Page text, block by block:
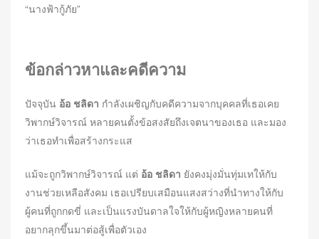
“นางฟ้ากู้ภัย”
ข้อกล่าวหาและคดีความ
ปัจจุบัน อ้อ ชลิดา กำลังเผชิญกับคดีความจากบุคคลที่เธอเคย
วิพากษ์วิจารณ์ หลายคนตั้งข้อสงสัยถึงเจตนาของเธอ และมอง
ว่าเธอทำเพื่อสร้างกระแส
แม้จะถูกวิพากษ์วิจารณ์ แต่ อ้อ ชลิดา ยังคงมุ่งมั่นทุ่มเทให้กับ
งานช่วยเหลือสังคม เธอเปรียบเสมือนแสงสว่างที่นำทางให้กับ
ผู้คนที่ถูกกดขี่ และเป็นแรงบันดาลใจให้กับผู้หญิงหลายคนที่
อยากลุกขึ้นมาต่อสู้เพื่อตัวเอง